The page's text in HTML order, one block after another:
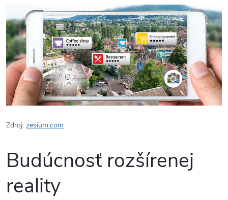
Zdroj: zesium.com
Budúcnosť rozšírenej
reality